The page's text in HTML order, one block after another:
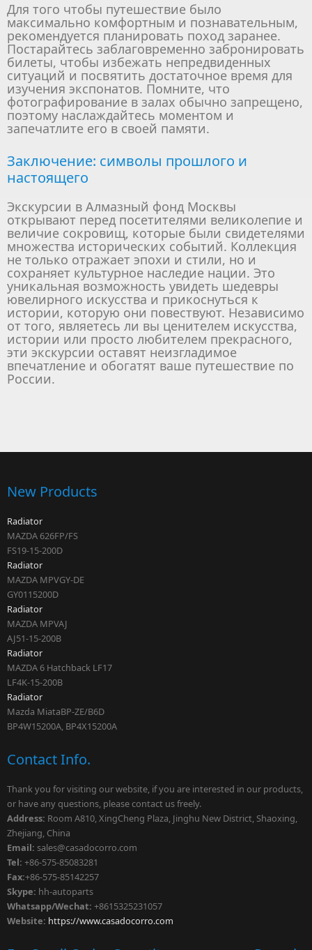
Для того чтобы путешествие было
максимально комфортным и познавательным,
рекомендуется планировать поход заранее.
Постарайтесь заблаговременно забронировать
билеты, чтобы избежать непредвиденных
ситуаций и посвятить достаточное время для
изучения экспонатов. Помните, что
фотографирование в залах обычно запрещено,
поэтому наслаждайтесь моментом и
запечатлите его в своей памяти.
Заключение: символы прошлого и
настоящего
Экскурсии в Алмазный фонд Москвы
открывают перед посетителями великолепие и
величие сокровищ, которые были свидетелями
множества исторических событий. Коллекция
не только отражает эпохи и стили, но и
сохраняет культурное наследие нации. Это
уникальная возможность увидеть шедевры
ювелирного искусства и прикоснуться к
истории, которую они повествуют. Независимо
от того, являетесь ли вы ценителем искусства,
истории или просто любителем прекрасного,
эти экскурсии оставят неизгладимое
впечатление и обогатят ваше путешествие по
России.
New Products
Radiator
MAZDA 626FP/FS
FS19-15-200D
Radiator
MAZDA MPVGY-DE
GY0115200D
Radiator
MAZDA MPVAJ
AJ51-15-200B
Radiator
MAZDA 6 Hatchback LF17
LF4K-15-200B
Radiator
Mazda MiataBP-ZE/B6D
BP4W15200A, BP4X15200A
Contact Info.
Thank you for visiting our website, if you are interested in our products,
or have any questions, please contact us freely.
Address: Room A810, XingCheng Plaza, Jinghu New District, Shaoxing,
Zhejiang, China
Email: sales@casadocorro.com
Tel: +86-575-85083281
Fax:+86-575-85142257
Skype: hh-autoparts
Whatsapp/Wechat: +8615325231057
Website: https://www.casadocorro.com